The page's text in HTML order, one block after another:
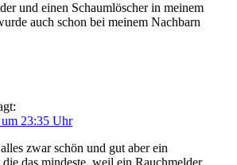
und einen Schaumlöscher in meinem
auch schon bei meinem Nachbarn
um 23:35 Uhr
zwar schön und gut aber ein
das mindeste, weil ein Rauchmelder